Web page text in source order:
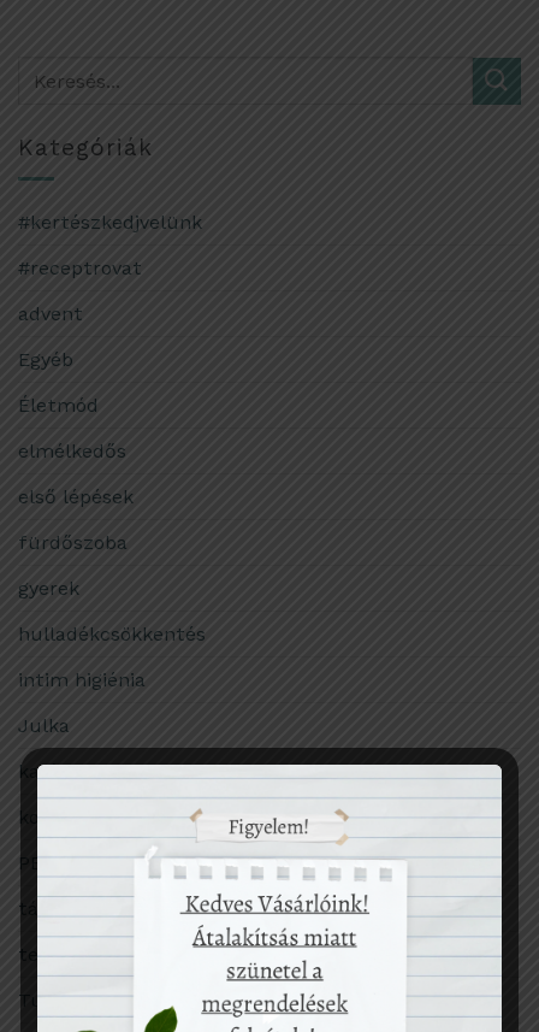
Kategóriák
#kertészkedjvelünk
#receptrovat
advent
Egyéb
Életmód
elmélkedős
első lépések
fürdőszoba
gyerek
hulladékcsökkentés
intim higiénia
Julka
karácsony
konyha
PET-palack
társadalom
termékekről
Tudomány